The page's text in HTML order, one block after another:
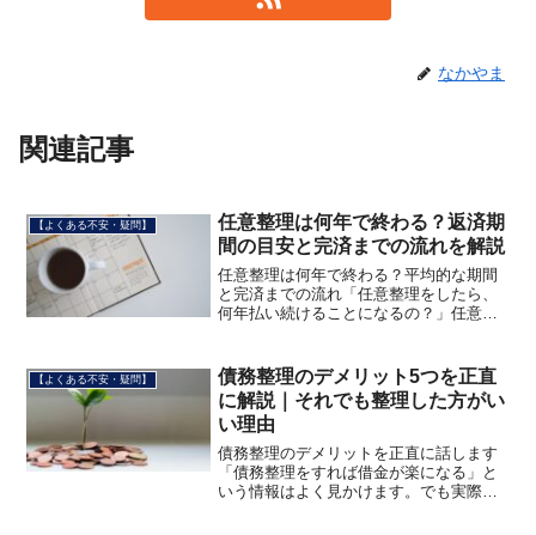
なかやま
関連記事
【よくある不安・疑問】
任意整理は何年で終わる？返済期
間の目安と完済までの流れを解説
任意整理は何年で終わる？平均的な期間
と完済までの流れ「任意整理をしたら、
何年払い続けることになるの？」任意整
言うと、任意整理後の返済期間は一般的
に3〜5年（36〜60回払...
【よくある不安・疑問】
債務整理のデメリット5つを正直
に解説｜それでも整理した方がい
い理由
債務整理のデメリットを正直に話します
「債務整理をすれば借金が楽になる」と
いう情報はよく見かけます。でも実際に